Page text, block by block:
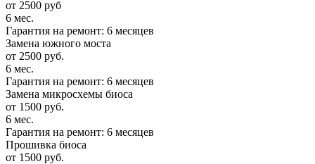
от 2500 руб
6 мес.
Гарантия на ремонт: 6 месяцев
Замена южного моста
от 2500 руб.
6 мес.
Гарантия на ремонт: 6 месяцев
Замена микросхемы биоса
от 1500 руб.
6 мес.
Гарантия на ремонт: 6 месяцев
Прошивка биоса
от 1500 руб.